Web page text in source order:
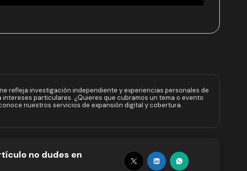
refleja investigación independiente y experiencias personales de
particulares. ¿Quieres que cubramos un tema o evento
nuestros servicios de expansión digital y cobertura.
no dudes en